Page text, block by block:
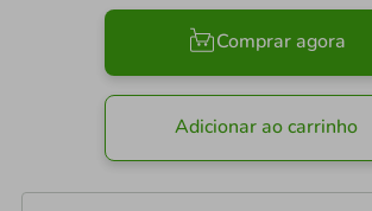
Comprar agora
Adicionar ao carrinho